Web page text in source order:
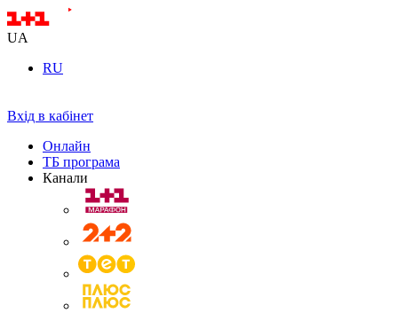
UA
RU
Вхід в кабінет
Онлайн
ТБ програма
Канали